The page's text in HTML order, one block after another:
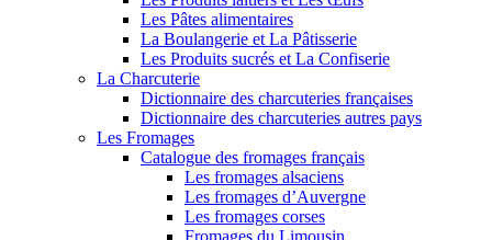
Les Pâtes alimentaires
La Boulangerie et La Pâtisserie
Les Produits sucrés et La Confiserie
La Charcuterie
Dictionnaire des charcuteries françaises
Dictionnaire des charcuteries autres pays
Les Fromages
Catalogue des fromages français
Les fromages alsaciens
Les fromages d’Auvergne
Les fromages corses